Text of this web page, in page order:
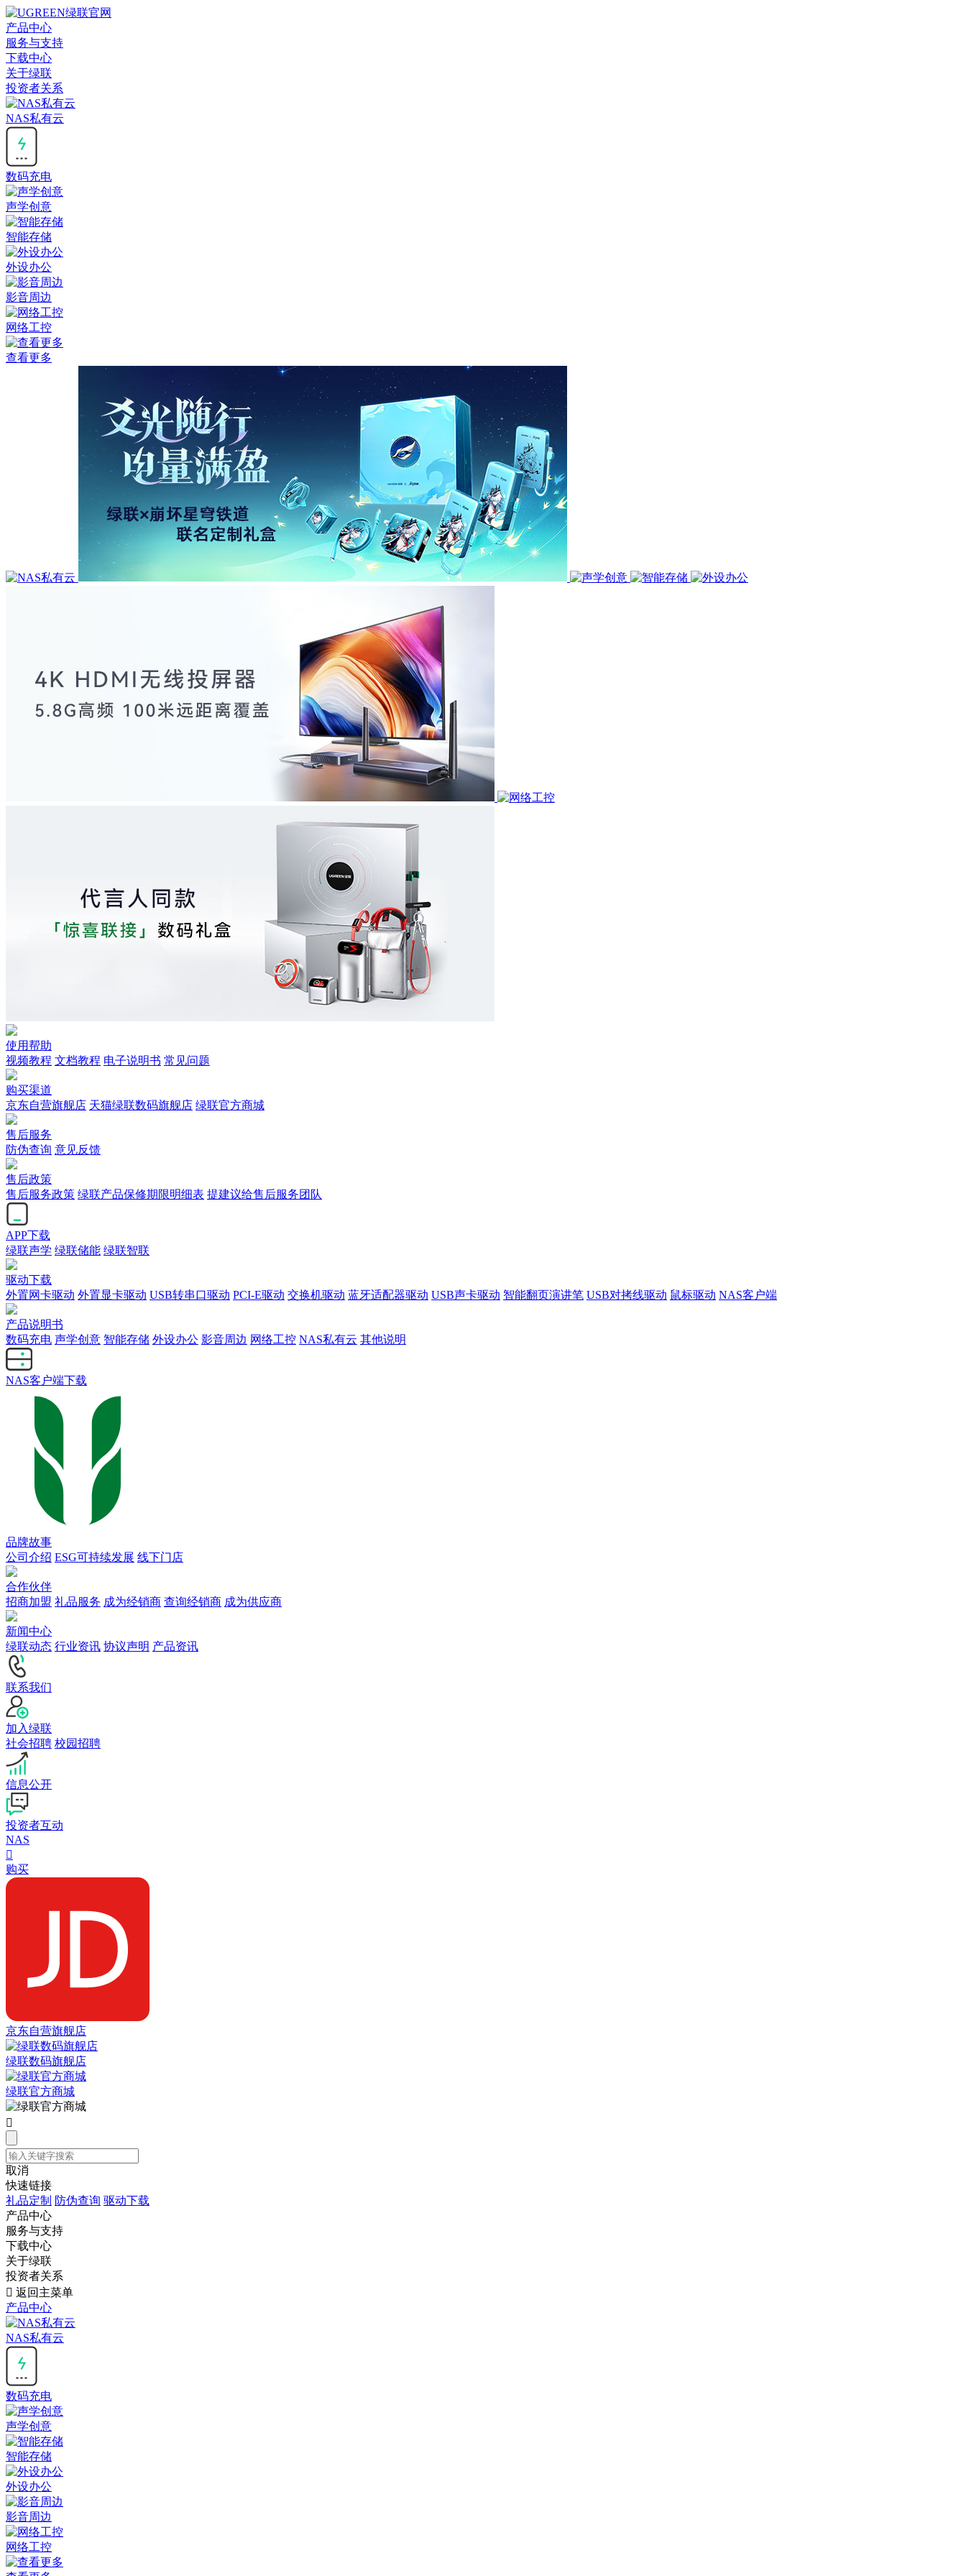
产品中心
服务与支持
下载中心
关于绿联
投资者关系
NAS私有云
数码充电
声学创意
智能存储
外设办公
影音周边
网络工控
查看更多
使用帮助
视频教程 文档教程 电子说明书 常见问题
购买渠道
京东自营旗舰店 天猫绿联数码旗舰店 绿联官方商城
售后服务
防伪查询 意见反馈
售后政策
售后服务政策 绿联产品保修期限明细表 提建议给售后服务团队
APP下载
绿联声学 绿联储能 绿联智联
驱动下载
外置网卡驱动 外置显卡驱动 USB转串口驱动 PCI-E驱动 交换机驱动 蓝牙适配器驱动 USB声卡驱动 智能翻页演讲笔 USB对拷线驱动 鼠标驱动 NAS客户端
产品说明书
数码充电 声学创意 智能存储 外设办公 影音周边 网络工控 NAS私有云 其他说明
NAS客户端下载
品牌故事
公司介绍 ESG可持续发展 线下门店
合作伙伴
招商加盟 礼品服务 成为经销商 查询经销商 成为供应商
新闻中心
绿联动态 行业资讯 协议声明 产品资讯
联系我们
加入绿联
社会招聘 校园招聘
信息公开
投资者互动
NAS

购买
京东自营旗舰店
绿联数码旗舰店
绿联官方商城

取消
快速链接
礼品定制 防伪查询 驱动下载
产品中心
服务与支持
下载中心
关于绿联
投资者关系
 返回主菜单
产品中心
NAS私有云
数码充电
声学创意
智能存储
外设办公
影音周边
网络工控